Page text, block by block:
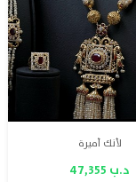
لأنك أميرة
د.ب 47,355